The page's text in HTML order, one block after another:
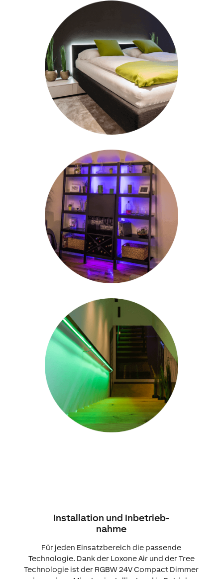
Installation und Inbetrieb-
nahme
Für jeden Einsatzbereich die passende
Technologie. Dank der Loxone Air und der Tree
Technologie ist der RGBW 24V Compact Dimmer